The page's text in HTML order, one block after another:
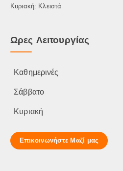
Κυριακή: Κλειστά
Ωρες Λειτουργίας
Καθημερινές
Σάββατο
Κυριακή
Επικοινωνήστε Μαζί μας